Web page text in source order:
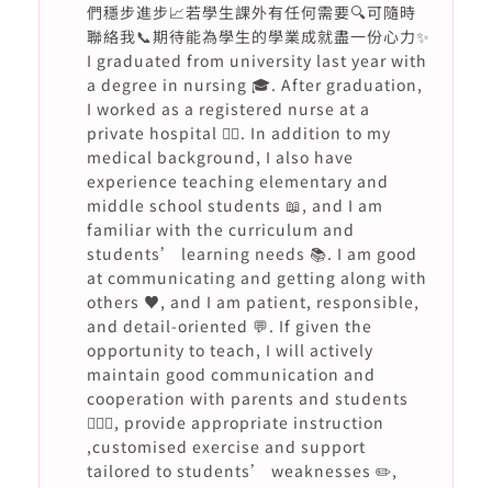
們穩步進步📈若學生課外有任何需要🔍可隨時
聯絡我📞期待能為學生的學業成就盡一份心力✨
I graduated from university last year with
a degree in nursing 🎓. After graduation,
I worked as a registered nurse at a
private hospital 👩‍⚕️. In addition to my
medical background, I also have
experience teaching elementary and
middle school students 📖, and I am
familiar with the curriculum and
students’ learning needs 📚. I am good
at communicating and getting along with
others ♥️, and I am patient, responsible,
and detail-oriented 💬. If given the
opportunity to teach, I will actively
maintain good communication and
cooperation with parents and students
🙇🏻‍♀️, provide appropriate instruction
,customised exercise and support
tailored to students’ weaknesses ✏️,